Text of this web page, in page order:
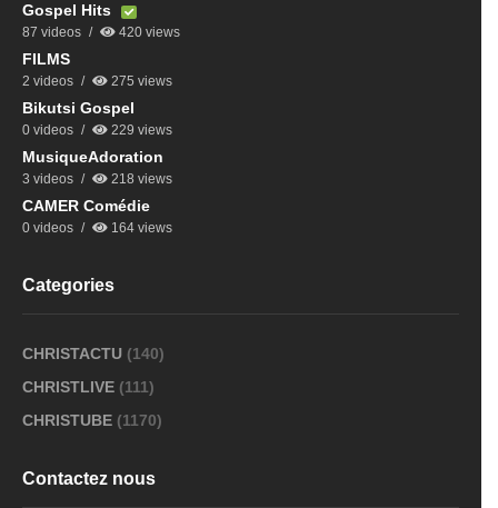
Gospel Hits
87 videos 420 views
FILMS
2 videos 275 views
Bikutsi Gospel
0 videos 229 views
MusiqueAdoration
3 videos 218 views
CAMER Comédie
0 videos 164 views
Categories
CHRISTACTU (140)
CHRISTLIVE (111)
CHRISTUBE (1170)
Contactez nous